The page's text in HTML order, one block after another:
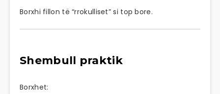
Borxhi fillon të “rrokulliset” si top bore.
Shembull praktik
Borxhet: